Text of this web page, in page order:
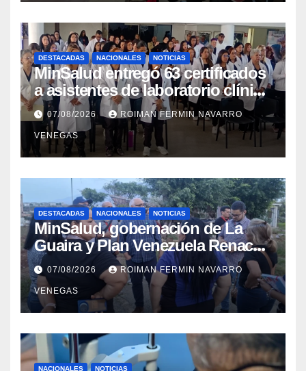
DESTACADAS NACIONALES NOTICIAS
MinSalud entregó 63 certificados
a asistentes de laboratorio clínico
para garantizar respaldo legal y
profesional
07/08/2026 ROIMAN FERMIN NAVARRO
VENEGAS
DESTACADAS NACIONALES NOTICIAS
MinSalud, gobernación de La
Guaira y Plan Venezuela Renace
iniciaron la rehabilitación integral
del Centro Psicofamiliar El Niño y
el Mar
07/08/2026 ROIMAN FERMIN NAVARRO
VENEGAS
NACIONALES NOTICIAS